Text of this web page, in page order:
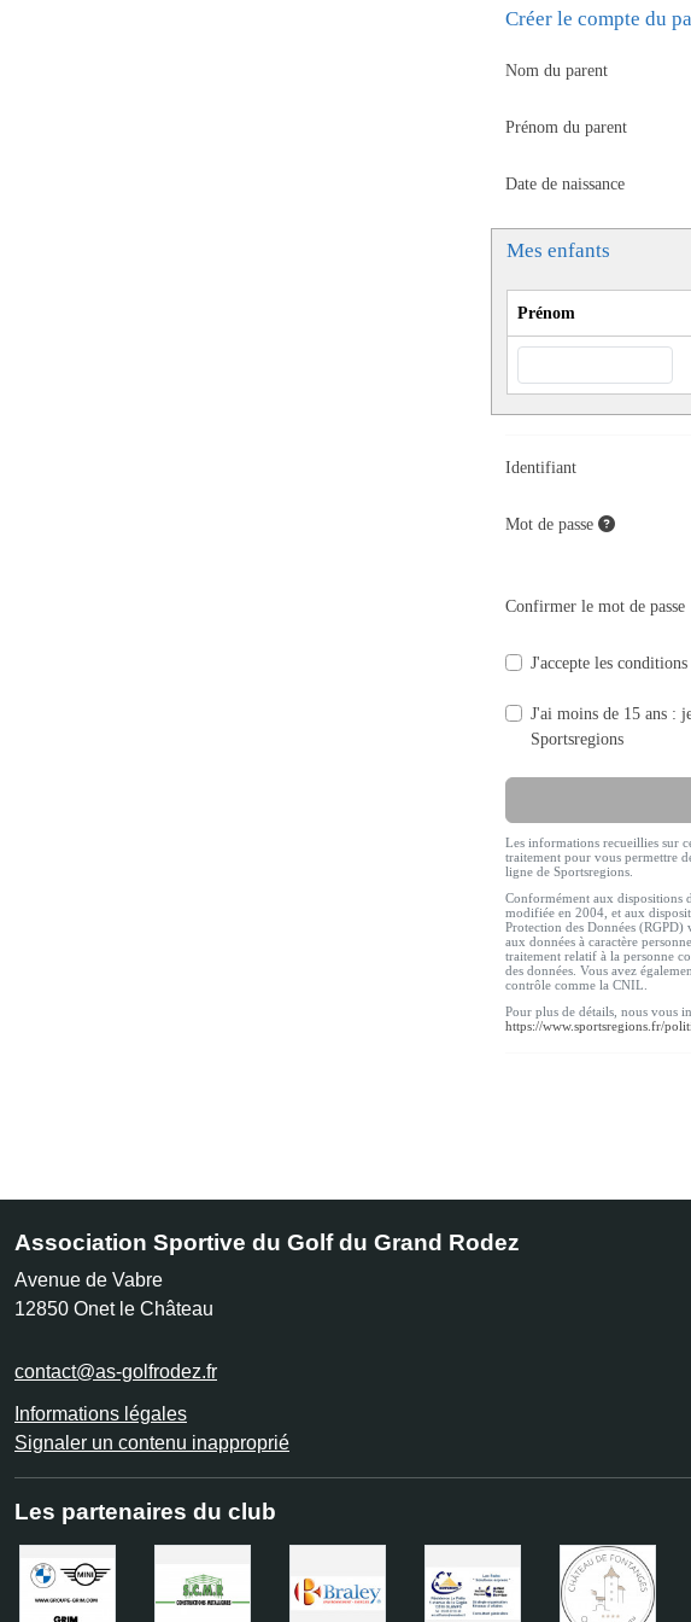
Créer le compte du
Nom du parent
Prénom du parent
Date de naissance
Mes enfants
Prénom
Identifiant
Mot de passe
Confirmer le mot de passe
J'accepte les conditions
J'ai moins de 15 ans :
Sportsregions
Les informations recueillies sur
traitement pour vous permettre
ligne de Sportsregions.
Conformément aux dispositions
modifiée en 2004, et aux
Protection des Données
aux données à caractère
traitement relatif à la personne
des données. Vous avez
contrôle comme la CNIL.
Pour plus de détails, nous vous
https://www.sportsregions.fr/
Association Sportive du Golf du Grand Rodez
Avenue de Vabre
12850 Onet le Château
contact@as-golfrodez.fr
Informations légales
Signaler un contenu inapproprié
Les partenaires du club